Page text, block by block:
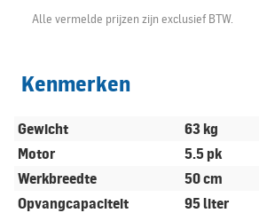
Alle vermelde prijzen zijn exclusief BTW.
Kenmerken
Gewicht
63 kg
Motor
5.5 pk
Werkbreedte
50 cm
Opvangcapaciteit
95 liter